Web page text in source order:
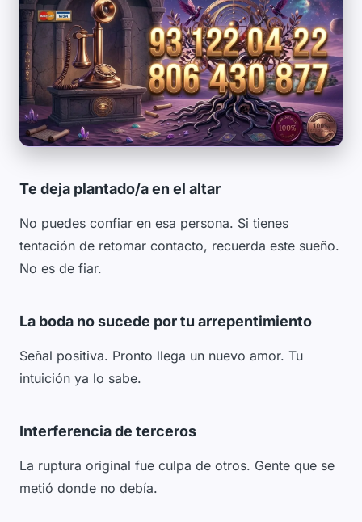
Te deja plantado/a en el altar
No puedes confiar en esa persona. Si tienes
tentación de retomar contacto, recuerda este sueño.
No es de fiar.
La boda no sucede por tu arrepentimiento
Señal positiva. Pronto llega un nuevo amor. Tu
intuición ya lo sabe.
Interferencia de terceros
La ruptura original fue culpa de otros. Gente que se
metió donde no debía.